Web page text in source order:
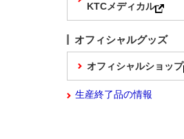
KTCメディカル
オフィシャルグッズ
オフィシャルショップ
生産終了品の情報